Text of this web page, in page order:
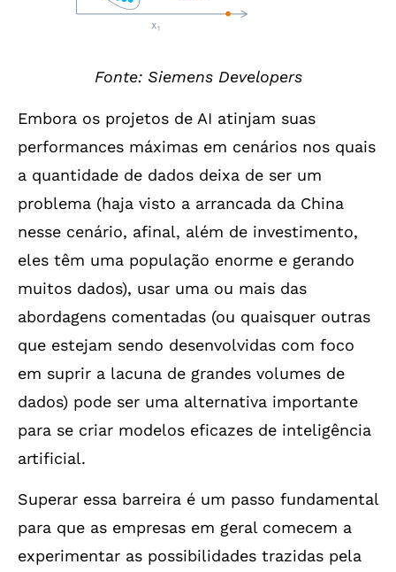
Fonte: Siemens Developers
Embora os projetos de AI atinjam suas
performances máximas em cenários nos quais
a quantidade de dados deixa de ser um
problema (haja visto a arrancada da China
nesse cenário, afinal, além de investimento,
eles têm uma população enorme e gerando
muitos dados), usar uma ou mais das
abordagens comentadas (ou quaisquer outras
que estejam sendo desenvolvidas com foco
em suprir a lacuna de grandes volumes de
dados) pode ser uma alternativa importante
para se criar modelos eficazes de inteligência
artificial.
Superar essa barreira é um passo fundamental
para que as empresas em geral comecem a
experimentar as possibilidades trazidas pela